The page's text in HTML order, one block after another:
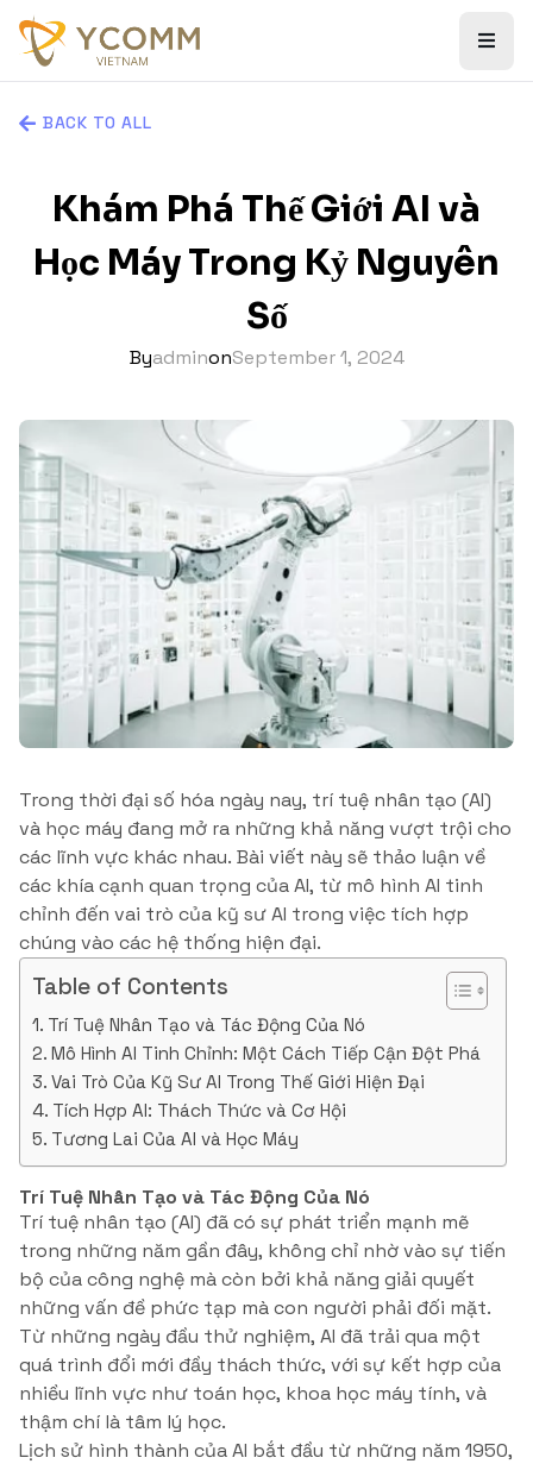
BACK TO ALL
Khám Phá Thế Giới AI và
Học Máy Trong Kỷ Nguyên
Số
ByadminonSeptember 1, 2024
Trong thời đại số hóa ngày nay, trí tuệ nhân tạo (AI)
và học máy đang mở ra những khả năng vượt trội cho
các lĩnh vực khác nhau. Bài viết này sẽ thảo luận về
các khía cạnh quan trọng của AI, từ mô hình AI tinh
chỉnh đến vai trò của kỹ sư AI trong việc tích hợp
chúng vào các hệ thống hiện đại.
Table of Contents
Trí Tuệ Nhân Tạo và Tác Động Của Nó
Mô Hình AI Tinh Chỉnh: Một Cách Tiếp Cận Đột Phá
Vai Trò Của Kỹ Sư AI Trong Thế Giới Hiện Đại
Tích Hợp AI: Thách Thức và Cơ Hội
Tương Lai Của AI và Học Máy
Trí Tuệ Nhân Tạo và Tác Động Của Nó
Trí tuệ nhân tạo (AI) đã có sự phát triển mạnh mẽ
trong những năm gần đây, không chỉ nhờ vào sự tiến
bộ của công nghệ mà còn bởi khả năng giải quyết
những vấn đề phức tạp mà con người phải đối mặt.
Từ những ngày đầu thử nghiệm, AI đã trải qua một
quá trình đổi mới đầy thách thức, với sự kết hợp của
nhiều lĩnh vực như toán học, khoa học máy tính, và
thậm chí là tâm lý học.
Lịch sử hình thành của AI bắt đầu từ những năm 1950,